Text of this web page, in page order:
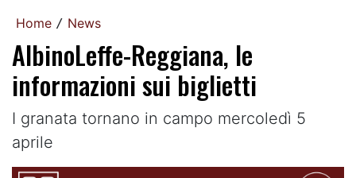
Home / News
AlbinoLeffe-Reggiana, le
informazioni sui biglietti
I granata tornano in campo mercoledì 5
aprile